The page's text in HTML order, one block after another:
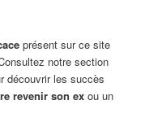
présent sur ce site
notre section
découvrir les succès
revenir son ex ou un